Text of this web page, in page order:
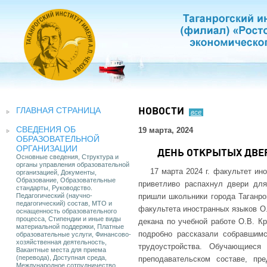
ГЛАВНАЯ СТРАНИЦА
СВЕДЕНИЯ ОБ
ОБРАЗОВАТЕЛЬНОЙ
ОРГАНИЗАЦИИ
Основные сведения, Структура и
органы управления образовательной
организацией, Документы,
Образование, Образовательные
стандарты, Руководство.
Педагогический (научно-
педагогический) состав, МТО и
оснащенность образовательного
процесса, Стипендии и иные виды
материальной поддержки, Платные
образовательные услуги, Финансово-
хозяйственная деятельность,
Вакантные места для приема
(перевода), Доступная среда,
Международное сотрудничество
НОВОСТИ все
19 марта, 2024
ДЕНЬ ОТКРЫТЫХ
17 марта 2024 г. факультет
приветливо распахнул двери
пришли школьники города
факультета иностранных языков
декана по учебной работе О.В.
подробно рассказали
трудоустройства.
преподавательском составе,